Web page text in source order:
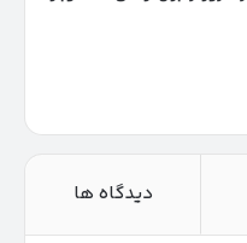
دیدگاه ها